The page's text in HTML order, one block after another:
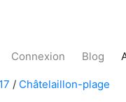
Connexion Blog
17 / Châtelaillon-plage